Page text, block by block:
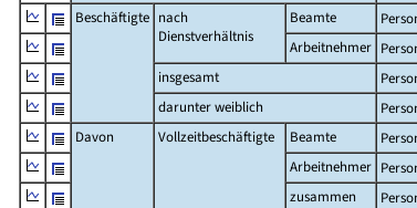
Beschäftigte nach
Dienstverhältnis
Beamte
Arbeitnehmer
insgesamt
darunter weiblich
Davon
Vollzeitbeschäftigte Beamte
Arbeitnehmer
zusammen